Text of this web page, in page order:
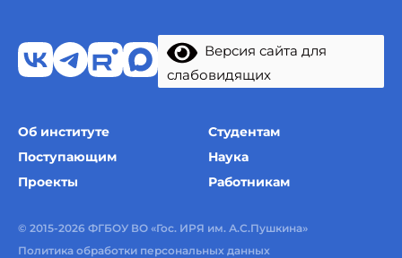
Версия сайта для
слабовидящих
Об институте
Студентам
Поступающим
Наука
Проекты
Работникам
© 2015-2026 ФГБОУ ВО «Гос. ИРЯ им. А.С.Пушкина»
Политика обработки персональных данных